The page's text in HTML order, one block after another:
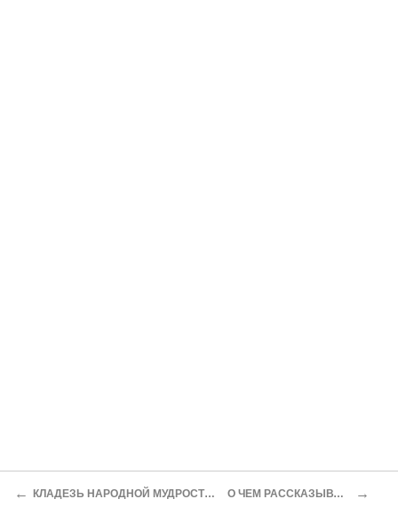
← КЛАДЕЗЬ НАРОДНОЙ МУДРОСТИ – ФОЛЬКЛОРИСТИКА О ЧЕМ РАССКАЗЫВАЕТ РУНОЛОГИЯ →